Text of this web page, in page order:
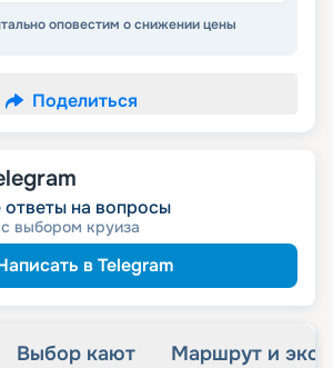
оповестим о снижении цены
Поделиться
на вопросы
выбором круиза
в Telegram
Выбор кают Маршрут и